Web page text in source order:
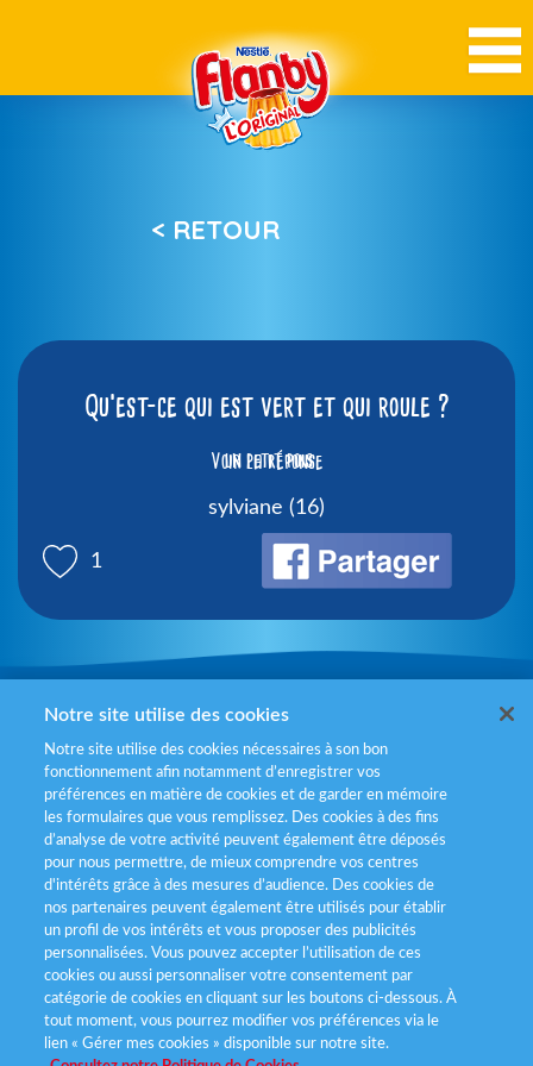
< RETOUR
Qu’est-ce qui est vert et qui roule ?
Voir la réponse
un petit pois
1
sylviane (16)
Mentions légales
Politiques de gestion des cookies
Politique données personnelles
Services consommateurs
Déclaration d’accessibilité
Notre site utilise des cookies
Notre site utilise des cookies nécessaires à son bon
fonctionnement afin notamment d’enregistrer vos
préférences en matière de cookies et de garder en mémoire
les formulaires que vous remplissez. Des cookies à des fins
d’analyse de votre activité peuvent également être déposés
pour nous permettre, de mieux comprendre vos centres
d'intérêts grâce à des mesures d’audience. Des cookies de
nos partenaires peuvent également être utilisés pour établir
un profil de vos intérêts et vous proposer des publicités
personnalisées. Vous pouvez accepter l’utilisation de ces
cookies ou aussi personnaliser votre consentement par
catégorie de cookies en cliquant sur les boutons ci-dessous. À
tout moment, vous pourrez modifier vos préférences via le
lien « Gérer mes cookies » disponible sur notre site.